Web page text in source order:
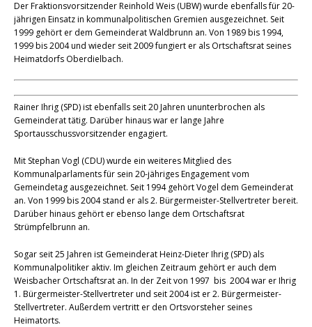
Der Fraktionsvorsitzender Reinhold Weis (UBW) wurde ebenfalls für 20-
jährigen Einsatz in kommunalpolitischen Gremien ausgezeichnet. Seit
1999 gehört er dem Gemeinderat Waldbrunn an. Von 1989 bis 1994,
1999 bis 2004 und wieder seit 2009 fungiert er als Ortschaftsrat seines
Heimatdorfs Oberdielbach.
Rainer Ihrig (SPD) ist ebenfalls seit 20 Jahren ununterbrochen als
Gemeinderat tätig. Darüber hinaus war er lange Jahre
Sportausschussvorsitzender engagiert.
Mit Stephan Vogl (CDU) wurde ein weiteres Mitglied des
Kommunalparlaments für sein 20-jähriges Engagement vom
Gemeindetag ausgezeichnet. Seit 1994 gehört Vogel dem Gemeinderat
an. Von 1999 bis 2004 stand er als 2. Bürgermeister-Stellvertreter bereit.
Darüber hinaus gehört er ebenso lange dem Ortschaftsrat
Strümpfelbrunn an.
Sogar seit 25 Jahren ist Gemeinderat Heinz-Dieter Ihrig (SPD) als
Kommunalpolitiker aktiv. Im gleichen Zeitraum gehört er auch dem
Weisbacher Ortschaftsrat an. In der Zeit von 1997 bis 2004 war er Ihrig
1. Bürgermeister-Stellvertreter und seit 2004 ist er 2. Bürgermeister-
Stellvertreter. Außerdem vertritt er den Ortsvorsteher seines
Heimatorts.